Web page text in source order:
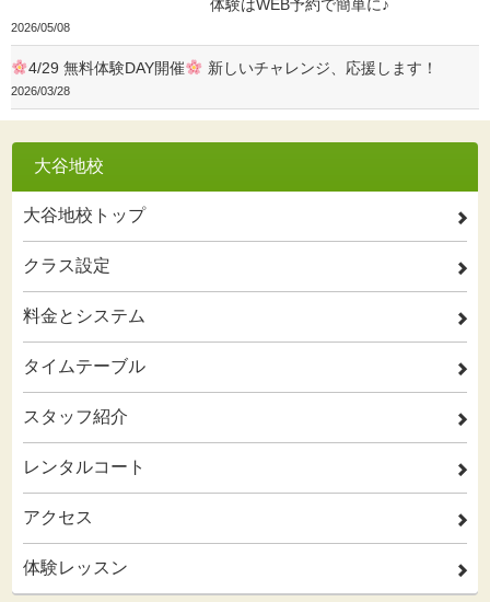
体験はWEB予約で簡単に♪
2026/05/08
4/29 無料体験DAY開催 新しいチャレンジ、応援します！
2026/03/28
大谷地校
大谷地校トップ 2
クラス設定 2
料金とシステム 2
タイムテーブル 2
スタッフ紹介 2
レンタルコート 2
アクセス 2
体験レッスン 2